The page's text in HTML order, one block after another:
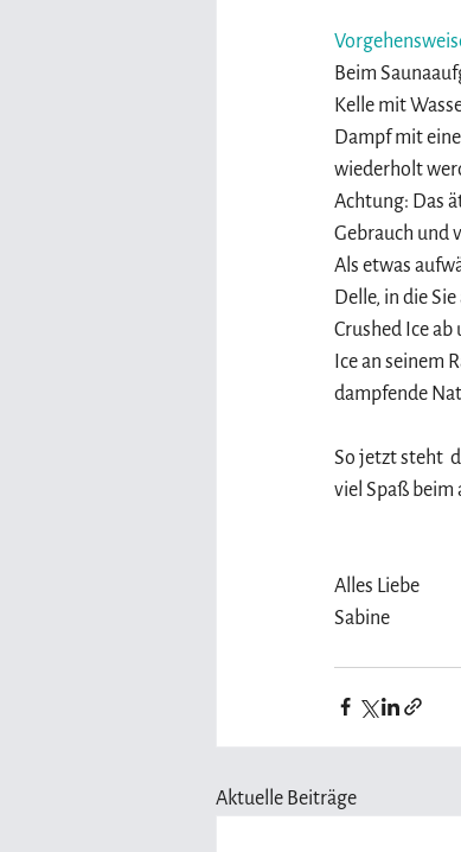
Beim
Kelle mit
Dampf mit
wiederholt
Achtung: Das
Gebrauch und
Als etwas
Delle, in die
Crushed Ice ab
Ice an seinem
dampfende
So jetzt steht
viel Spaß beim
Alles Liebe
Sabine
Aktuelle Beiträge